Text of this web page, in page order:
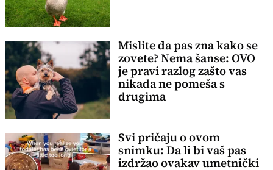
Mislite da pas zna kako se
zovete? Nema šanse: OVO
je pravi razlog zašto vas
nikada ne pomeša s
drugima
Svi pričaju o ovom
snimku: Da li bi vaš pas
izdržao ovakav umetnički